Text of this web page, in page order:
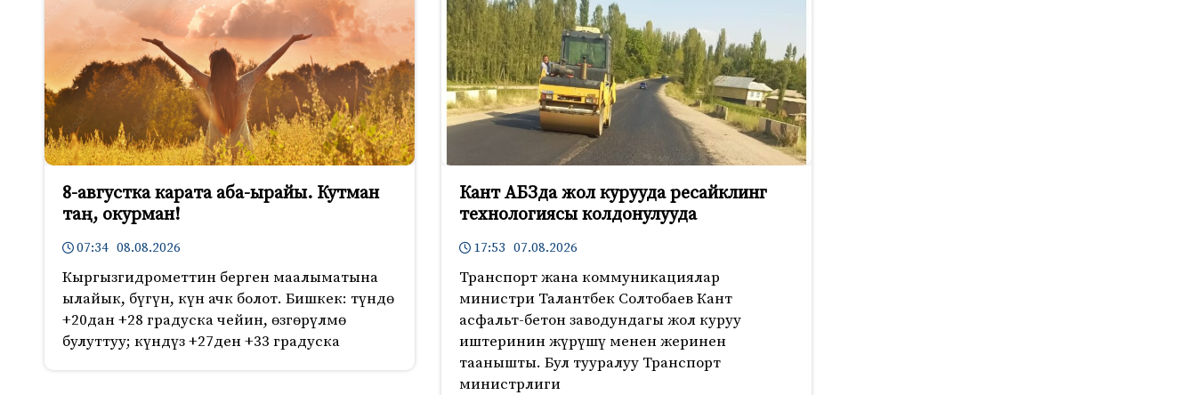
8-августка карата аба-ырайы. Кутман
таң, окурман!
07:34 08.08.2026
Кыргызгидрометтин берген маалыматына
ылайык, бүгүн, күн ачк болот. Бишкек: түндө
+20дан +28 градуска чейин, өзгөрүлмө
булуттуу; күндүз +27ден +33 градуска
Кант АБЗда жол курууда ресайклинг
технологиясы колдонулууда
17:53 07.08.2026
Транспорт жана коммуникациялар
министри Талантбек Солтобаев Кант
асфальт-бетон заводундагы жол куруу
иштеринин жүрүшү менен жеринен
таанышты. Бул тууралуу Транспорт
министрлиги